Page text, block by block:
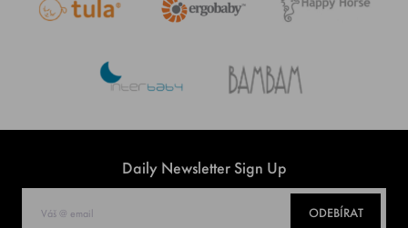
Daily Newsletter Sign Up
ODEBÍRAT